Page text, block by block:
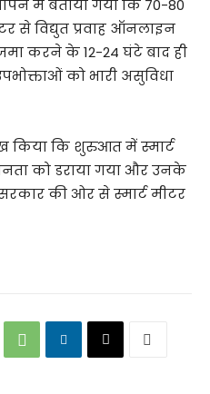
में बताया गया कि 70-80
से विद्युत प्रवाह ऑनलाइन
करने के 12-24 घंटे बाद ही
को भारी असुविधा
किया कि शुरुआत में स्मार्ट
को डराया गया और उनके
की ओर से स्मार्ट मीटर